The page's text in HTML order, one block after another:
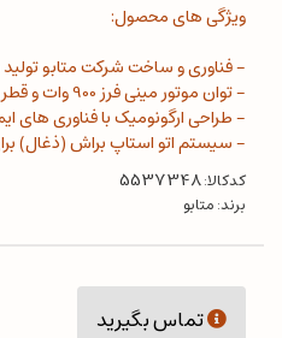
ویژگی های محصول:
- فناوری و ساخت شرکت متابو
- توان موتور مینی فرز 900 وات و قطر مورد پذیرش 115 میلی متر
- طراحی ارگونومیک با فناوری های
- سیستم اتو استاپ براش (ذغال)
کدکالا:
برند:متابو
تماس بگیرید